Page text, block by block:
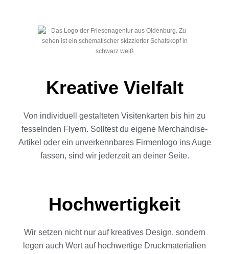
Kreative Vielfalt
Von individuell gestalteten Visitenkarten bis hin zu
fesselnden Flyern. Solltest du eigene Merchandise-
Artikel oder ein unverkennbares Firmenlogo ins Auge
fassen, sind wir jederzeit an deiner Seite.
Hochwertigkeit
Wir setzen nicht nur auf kreatives Design, sondern
legen auch Wert auf hochwertige Druckmaterialien